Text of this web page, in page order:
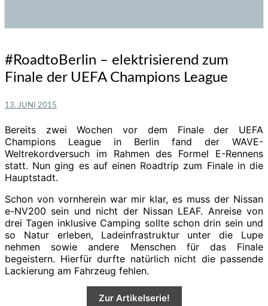
#RoadtoBerlin
–
elektrisierend
Finale
UEFA
Champions
League
#RoadtoBerlin – elektrisierend zum
Finale der UEFA Champions League
13. JUNI 2015
Bereits zwei Wochen vor dem Finale der UEFA
Champions League in Berlin fand der WAVE-
Weltrekordversuch im Rahmen des Formel E-Rennens
statt. Nun ging es auf einen Roadtrip zum Finale in die
Hauptstadt.
Schon von vornherein war mir klar, es muss der Nissan
e-NV200 sein und nicht der Nissan LEAF. Anreise von
drei Tagen inklusive Camping sollte schon drin sein und
so Natur erleben, Ladeinfrastruktur unter die Lupe
nehmen sowie andere Menschen für das Finale
begeistern. Hierfür durfte natürlich nicht die passende
Lackierung am Fahrzeug fehlen.
Zur Artikelserie!